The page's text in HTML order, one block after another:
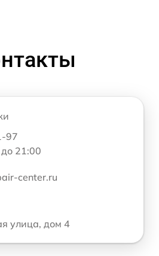
97
21:00
center.ru
улица, дом 4